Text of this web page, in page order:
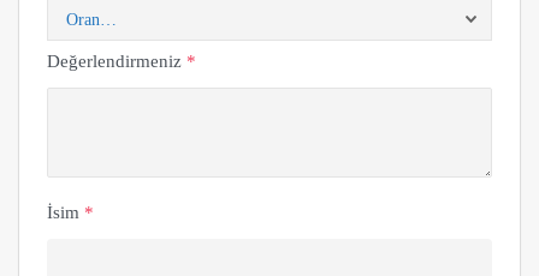
Değerlendirmeniz *
İsim *